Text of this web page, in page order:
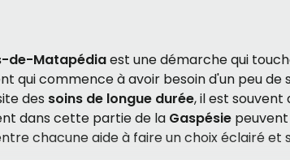
de-Matapédiaest une démarche qui
qui commence à avoir besoin d'un peu de
des soins de longue durée, il est souvent
dans cette partie de la Gaspésie
chacune aide à faire un choix éclairé et